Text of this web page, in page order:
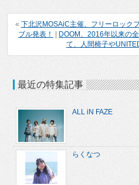
« 下北沢MOSAiC主催、フリーロック
ブル発表！
DOOM、2016年以来の
て、人間椅子や
最近の特集記事
ALL iN FAZE
らくなつ